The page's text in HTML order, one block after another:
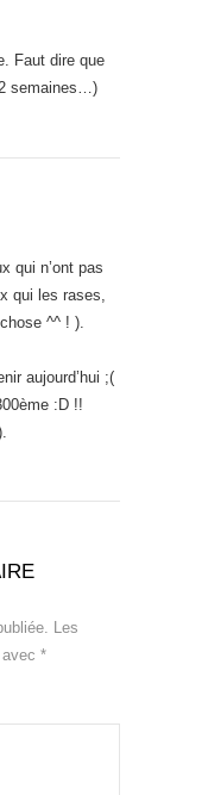
Faut dire que
semaines…)
qui n’ont pas
qui les rases,
^^ ! ).
aujourd’hui ;(
:D !!
Les
*